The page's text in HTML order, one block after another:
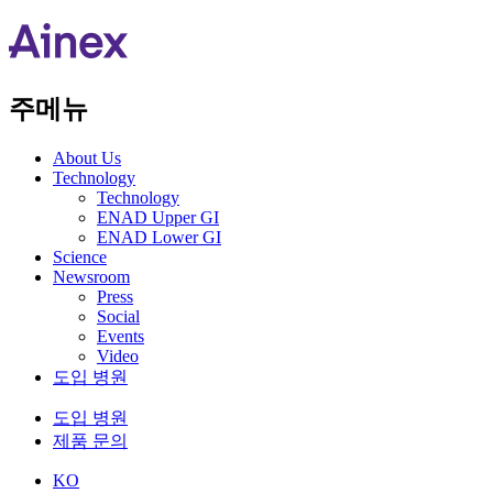
주메뉴
About Us​
Technology
Technology
ENAD Upper GI
ENAD Lower GI
Science
Newsroom
Press
Social
Events
Video
도입 병원
도입 병원
제품 문의
KO